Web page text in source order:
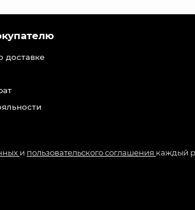
доставке
и пользовательского соглашения каждый